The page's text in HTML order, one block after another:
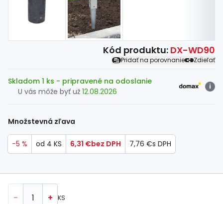
Kód produktu: DX-WD90
Pridať na porovnanie Zdieľať
Skladom 1 ks - pripravené na odoslanie
U vás môže byť už 12.08.2026
i
Množstevná zľava
−5 % od 4 KS 6,31 €bez DPH 7,76 €s DPH
- + KS